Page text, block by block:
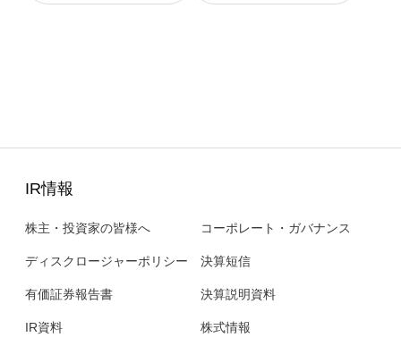
IR情報
株主・投資家の皆様へ コーポレート・ガバナンス
ディスクロージャーポリシー 決算短信
有価証券報告書 決算説明資料
IR資料 株式情報